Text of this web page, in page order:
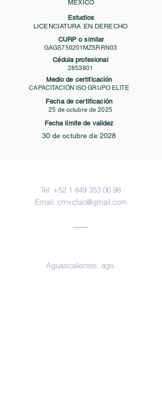
MÉXICO
Estudios
LICENCIATURA EN DERECHO
CURP o similar
GAGS750201MZSRRN03
Cédula profesional
2853801
Medio de certificación
CAPACITACIÓN ISO GRUPO ELITE
Fecha de certificación
25 de octubre de 2025
Fecha límite de validez
30 de octubre de 2028
Tel: +52 1 449 353 06 98
Email: cmxcfac@gmail.com
Aguascalientes, ags.